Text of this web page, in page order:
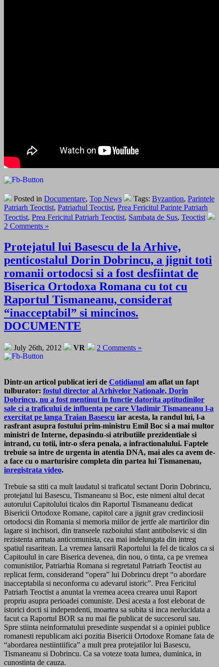
Posted in Documentare, Top News Tags: Byzantion, Parintele
Patriarh Teoctist, Patriarhul Teoctist, Prea Fericitul Parinte Patriarh
Teoctist, Prea Fericitul Patriarh Teoctist, Sambata de Sus, Teoctist
2 Comments »
Protejatul lui Basescu de la Arhive,
penticostalul Dorin Dobrincu, a jignit toti
romanii ortodocsi si a fost desfiintat de
Biserica Ortodoxa Romana cu tot cu
Raportul Tismaneanu, considerat
“inacceptabil” si mincinos.
DOCUMENTE
July 26th, 2012 VR 2 Comments »
Dintr-un articol publicat ieri de Cotidianul am aflat un fapt
tulburator: fostul director al Arhivelor Nationale, Dorin
Dobrincu, nu a fost mentinut in functie datorita aptitudinilor
sale ci a traficului de influenta pe care Vladimir Tismaneanu l-a
exercitat pe langa Traian Basescu iar acesta, la randul lui, l-a
rasfrant asupra fostului prim-ministru Emil Boc si a mai multor
ministri de Interne, depasindu-si atributiile prezidentiale si
intrand, cu totii, intr-o sfera penala, a infractionalului. Faptele
trebuie sa intre de urgenta in atentia DNA, mai ales ca avem de-
a face cu o marturisire completa din partea lui Tismanenau,
inregistrata video.
Trebuie sa stiti ca mult laudatul si traficatul sectant Dorin Dobrincu,
protejatul lui Basescu, Tismaneanu si Boc, este nimeni altul decat
autorului Capitolului ticalos din Raportul Tismaneanu dedicat
Bisericii Ortodoxe Romane, capitol care a jignit grav credinciosii
ortodocsi din Romania si memoria miilor de jertfe ale martirilor din
lagare si inchisori, din transeele razboiului sfant antibolsevic si din
rezistenta armata anticomunista, cea mai indelungata din intreg
spatiul rasaritean. La vremea lansarii Raportului la fel de ticalos ca si
Capitoulul in care Biserica devenea, din nou, o tinta, ca pe vremea
comunistilor, Patriarhia Romana si regretatul Patriarh Teoctist au
replicat ferm, considerand “opera” lui Dobrincu drept “o abordare
inacceptabila si neconforma cu adevarul istoric”. Prea Fericitul
Patriarh Teoctist a anuntat la vremea aceea crearea unui Raport
propriu asupra perioadei comuniste. Desi acesta a fost eleborat de
istorici docti si independenti, moartea sa subita si inca neelucidata a
facut ca Raportul BOR sa nu mai fie publicat de succesorul sau.
Spre stiinta neinformatului presedinte suspendat si a opiniei publice
romanesti republicam aici pozitia Bisericii Ortodoxe Romane fata de
“abordarea nestiintiifica” a mult prea protejatilor lui Basescu,
Tismaneanu si Dobrincu. Ca sa voteze toata lumea, duminica, in
cunostinta de cauza.